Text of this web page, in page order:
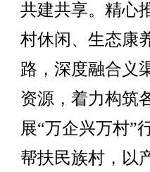
共建共享。精心
村休闲、生态康
路，深度融合义
资源，着力构筑
展“万企兴万村”
帮扶民族村，以